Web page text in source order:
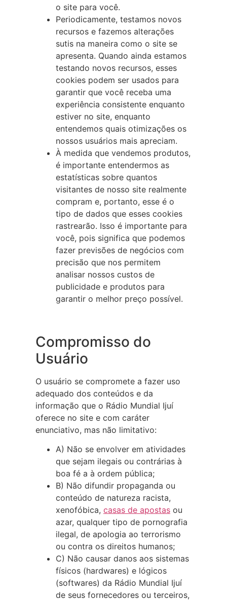
o site para você.
Periodicamente, testamos novos
recursos e fazemos alterações
sutis na maneira como o site se
apresenta. Quando ainda estamos
testando novos recursos, esses
cookies podem ser usados para
garantir que você receba uma
experiência consistente enquanto
estiver no site, enquanto
entendemos quais otimizações os
nossos usuários mais apreciam.
À medida que vendemos produtos,
é importante entendermos as
estatísticas sobre quantos
visitantes de nosso site realmente
compram e, portanto, esse é o
tipo de dados que esses cookies
rastrearão. Isso é importante para
você, pois significa que podemos
fazer previsões de negócios com
precisão que nos permitem
analisar nossos custos de
publicidade e produtos para
garantir o melhor preço possível.
Compromisso do
Usuário
O usuário se compromete a fazer uso
adequado dos conteúdos e da
informação que o Rádio Mundial Ijuí
oferece no site e com caráter
enunciativo, mas não limitativo:
A) Não se envolver em atividades
que sejam ilegais ou contrárias à
boa fé a à ordem pública;
B) Não difundir propaganda ou
conteúdo de natureza racista,
xenofóbica, casas de apostas ou
azar, qualquer tipo de pornografia
ilegal, de apologia ao terrorismo
ou contra os direitos humanos;
C) Não causar danos aos sistemas
físicos (hardwares) e lógicos
(softwares) da Rádio Mundial Ijuí
de seus fornecedores ou terceiros,